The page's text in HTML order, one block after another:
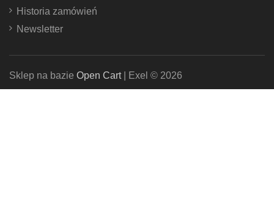
Historia zamówień
Newsletter
Sklep na bazie Open Cart| Exel © 2026